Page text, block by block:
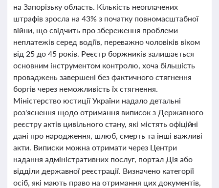
на Запорізьку область. Кількість неоплачених
штрафів зросла на 43% з початку повномасштабної
війни, що свідчить про збереження проблеми
неплатежів серед водіїв, переважно чоловіків віком
від 25 до 45 років. Реєстр боржників залишається
основним інструментом контролю, хоча більшість
проваджень завершені без фактичного стягнення
боргів через неможливість їх стягнення.
Міністерство юстиції України надало детальні
роз'яснення щодо отримання виписок з Державного
реєстру актів цивільного стану, які містять офіційні
дані про народження, шлюб, смерть та інші важливі
акти. Виписки можна отримати через Центри
надання адміністративних послуг, портал Дія або
відділи державної реєстрації. Визначено категорії
осіб, які мають право на отримання цих документів,